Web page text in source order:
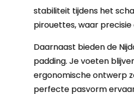
stabiliteit tijdens het
pirouettes, waar
Daarnaast bieden de
padding. Je voeten
ergonomische ontwerp
perfecte pasvorm